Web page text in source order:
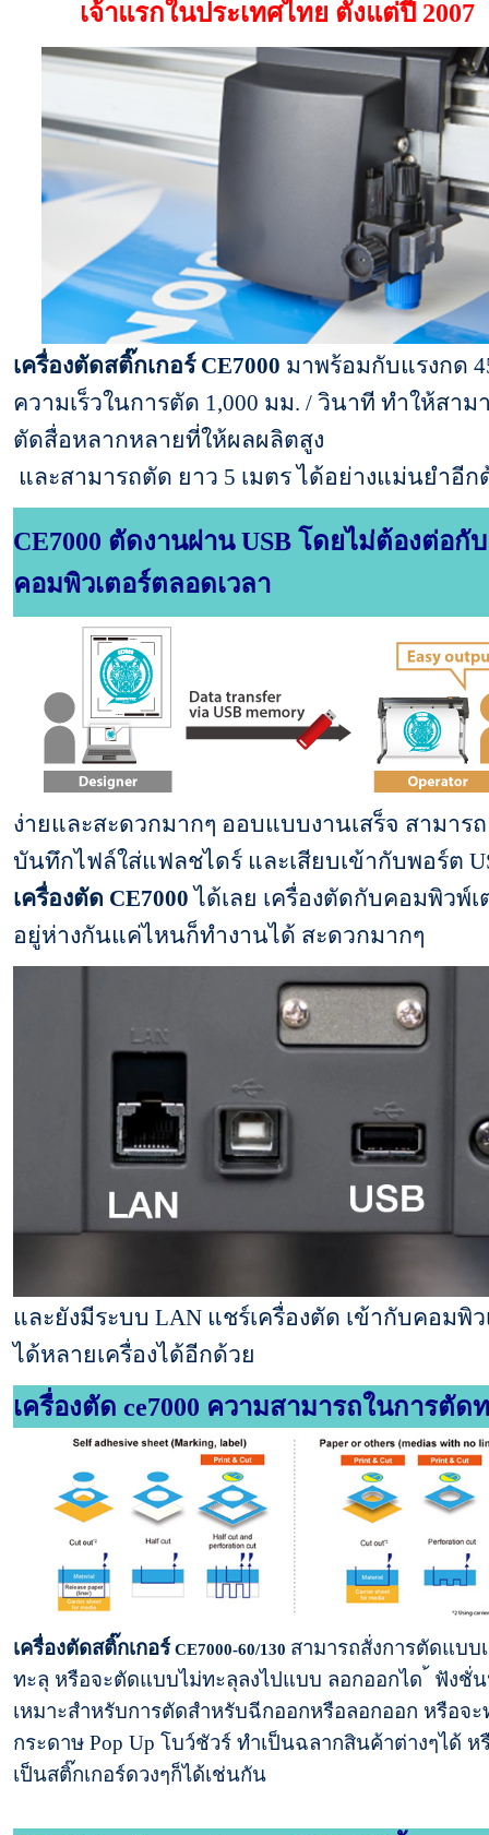
เจ้าแรกในประเทศไทย ตั้งแต่ปี 2007
เครื่องตัดสติ๊กเกอร์ CE7000 มาพร้อมกับแรงกด
ความเร็วในการตัด 1,000 มม. / วินาที ทำให้สาม
ตัดสื่อหลากหลายที่ให้ผลผลิตสูง
และสามารถตัด ยาว 5 เมตร ได้อย่างแม่นยำอีก
CE7000 ตัดงานผ่าน USB โดยไม่ต้องต่อกับ
คอมพิวเตอร์ตลอดเวลา
ง่ายและสะดวกมากๆ ออบแบบงานเสร็จ สามารถ
บันทึกไฟล์ใส่แฟลชไดร์ และเสียบเข้ากับพอร์ต
เครื่องตัด CE7000 ได้เลย เครื่องตัดกับคอมพิวพ์เ
อยู่ห่างกันแค่ไหนก็ทำงานได้ สะดวกมากๆ
และยังมีระบบ LAN แชร์เครื่องตัด เข้ากับคอมพิว
ได้หลายเครื่องได้อีกด้วย
เครื่องตัด ce7000 ความสามารถในการตัด
เครื่องตัดสติ๊กเกอร์CE7000-60/130 สามารถสั่งการตัดแบบ
ทะลุ หรือจะตัดแบบไม่ทะลุลงไปแบบ ลอกออกได ้ ฟังชั่
เหมาะสำหรับการตัดสำหรับฉีกออกหรือลอกออก หรือจะ
กระดาษ Pop Up โบว์ชัวร์ ทำเป็นฉลากสินค้าต่างๆได้ ห
เป็นสติ๊กเกอร์ดวงๆก็ได้เช่นกัน